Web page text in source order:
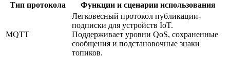
Тип протокола Функции и сценарии использования
MQTT
Легковесный протокол публикации-
подписки для устройств IoT.
Поддерживает уровни QoS, сохраненные
сообщения и подстановочные знаки
топиков.